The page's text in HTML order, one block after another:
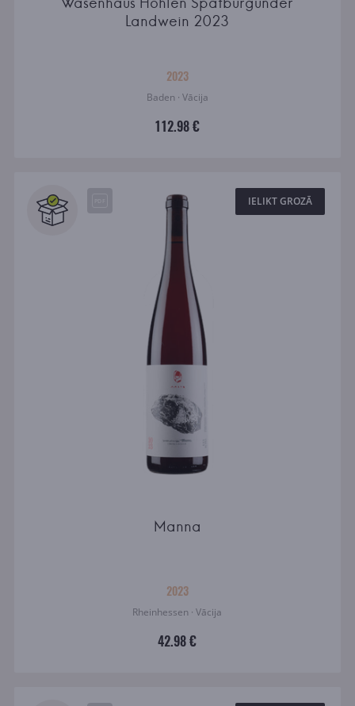
Landwein 2023
2023
Baden · Vācija
112.98 €
IELIKT GROZĀ
Manna
2023
Rheinhessen · Vācija
42.98 €